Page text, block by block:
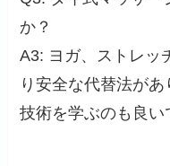
か？
A3: ヨガ、ストレッ
り安全な代替法が
技術を学ぶのも良い